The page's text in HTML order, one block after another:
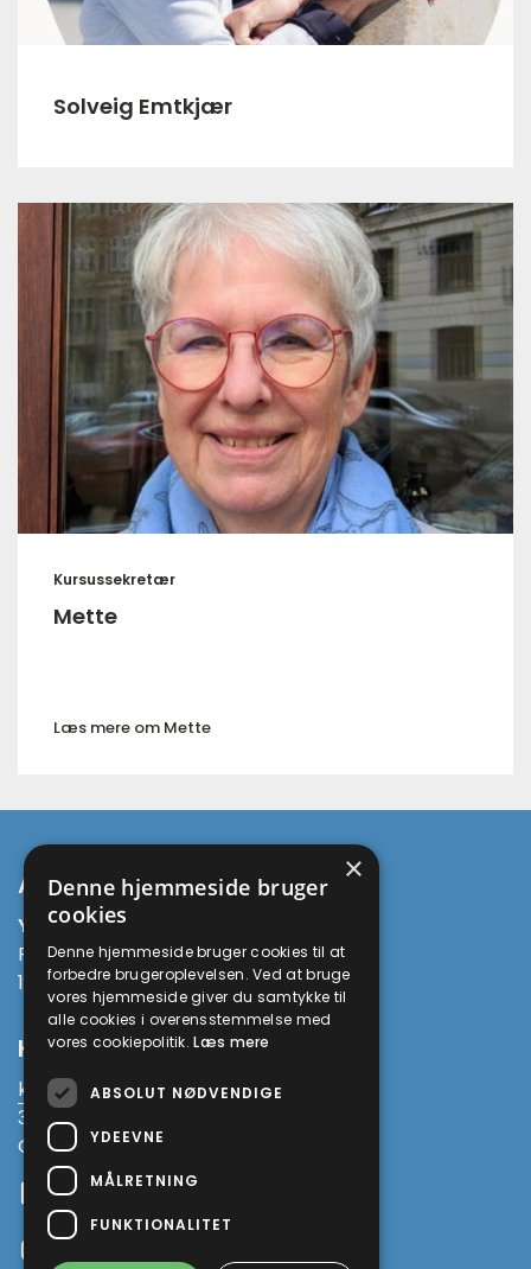
Solveig Emtkjær
Kursussekretær
Mette
Læs mere om Mette
Adresse
Yoga Being
Prinsesse Maries Allé 13
1908 Frederiksberg C
Kontakt
kirsten@yogaworkshop.dk
3034 4003
CVR 38010875
Facebook
×
Denne hjemmeside bruger
cookies
Denne hjemmeside bruger cookies til at
forbedre brugeroplevelsen. Ved at bruge
vores hjemmeside giver du samtykke til
alle cookies i overensstemmelse med
vores cookiepolitik.Læs mere
ABSOLUT NØDVENDIGE
YDEEVNE
MÅLRETNING
FUNKTIONALITET